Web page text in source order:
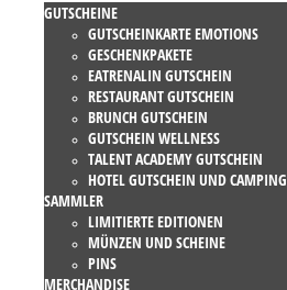
GUTSCHEINE
GUTSCHEINKARTE EMOTIONS
GESCHENKPAKETE
EATRENALIN GUTSCHEIN
RESTAURANT GUTSCHEIN
BRUNCH GUTSCHEIN
GUTSCHEIN WELLNESS
TALENT ACADEMY GUTSCHEIN
HOTEL GUTSCHEIN UND CAMPING
SAMMLER
LIMITIERTE EDITIONEN
MÜNZEN UND SCHEINE
PINS
MERCHANDISE